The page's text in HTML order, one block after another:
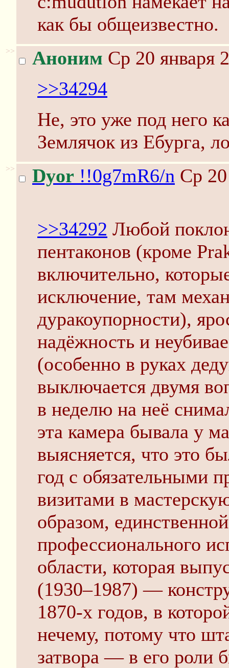
как бы общеизвестно.
>> Аноним Ср 20 января
>>34294
Не, это уже под него
Землячок из Ебурга,
>> Dyor !!0g7mR6/n Ср
>>34292 Любой
пентаконов (кроме
включительно,
исключение, там
дуракоупорности),
надёжность и
(особенно в руках
выключается двумя
в неделю на неё
эта камера бывала у
выясняется, что это
год с обязательными
визитами в
образом,
профессионального
области, которая
(1930–1987) —
1870-х годов, в
нечему, потому что
затвора — в его роли